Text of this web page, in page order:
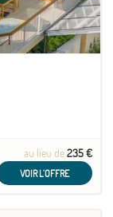
au lieu de235 €
VOIR L'OFFRE